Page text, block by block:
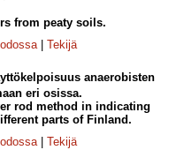
from peaty soils.
| Tekijä
anaerobisten
eri osissa.
rod method in indicating
parts of Finland.
| Tekijä